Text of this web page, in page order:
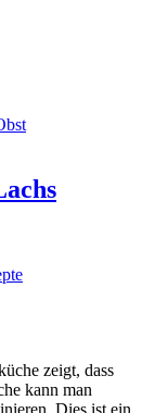
zeigt, dass
kann man